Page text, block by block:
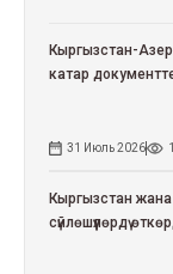
Кыргызстан-
катар
31 Июль 2026
Кыргызстан
сүйлөшүүлөрдү